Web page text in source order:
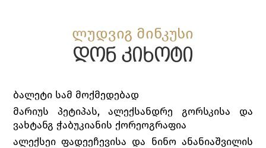
ლუდვიგ მინკუსი
დონ კიხოტი
ბალეტი სამ მოქმედებად
მარიუს პეტიპას, ალექსანდრე გორსკისა და
ვახტანგ ჭაბუკიანის ქორეოგრაფია
ალექსეი ფადეეჩევისა და ნინო ანანიაშვილის